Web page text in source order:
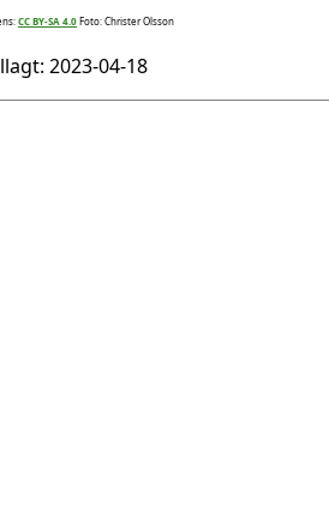
CC BY-SA 4.0Foto: Christer Olsson
2023-04-18